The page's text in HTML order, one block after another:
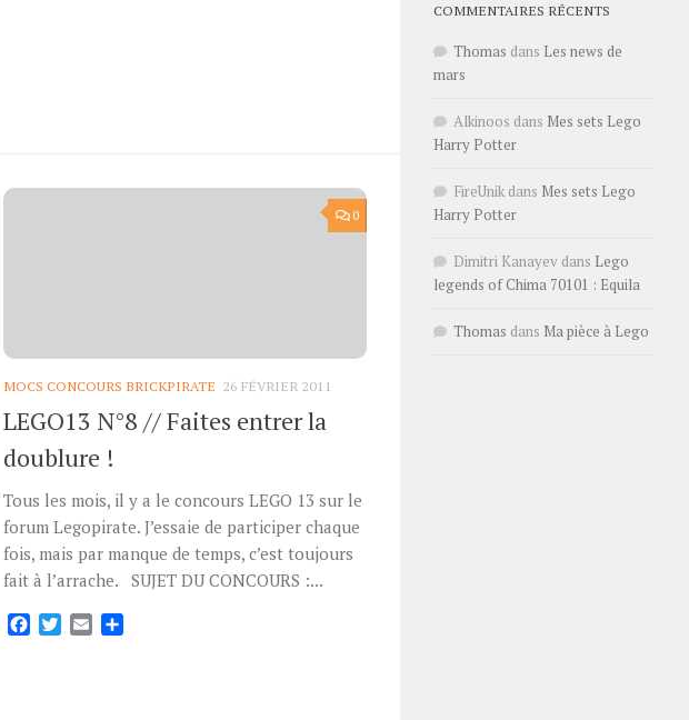
0
MOCS CONCOURS BRICKPIRATE 26 FÉVRIER 2011
LEGO13 N°8 // Faites entrer la
doublure !
Tous les mois, il y a le concours LEGO 13 sur le
forum Legopirate. J’essaie de participer chaque
fois, mais par manque de temps, c’est toujours
fait à l’arrache. SUJET DU CONCOURS :...
FacebookTwitter
Email
COMMENTAIRES RÉCENTS
Thomas dans Les news de
mars
Alkinoos dans Mes sets Lego
Harry Potter
FireUnik dans Mes sets Lego
Harry Potter
Dimitri Kanayev dans Lego
legends of Chima 70101 : Equila
Thomas dans Ma pièce à Lego